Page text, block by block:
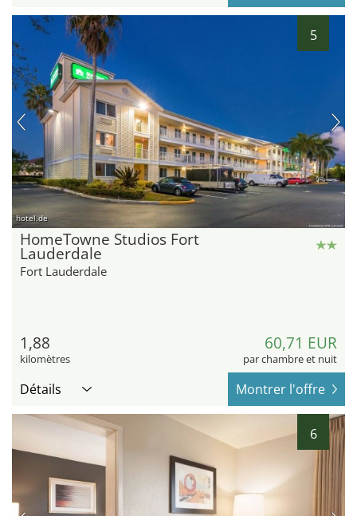
5
hotel.de
HomeTowne Studios Fort
Lauderdale
Fort Lauderdale
1,88
kilomètres
60,71 EUR
par chambre et nuit
Détails Montrer l'offre
6